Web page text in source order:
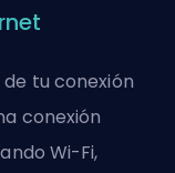
tu conexión
conexión
Wi-Fi,